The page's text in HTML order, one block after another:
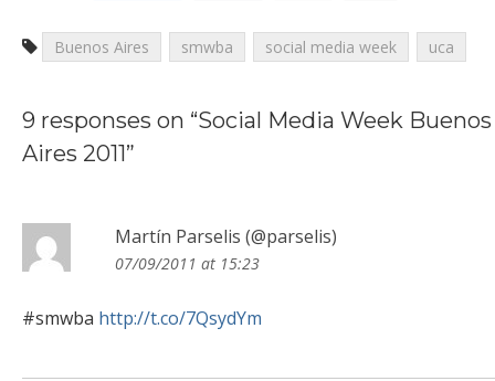
Buenos Aires smwba social media week uca
9 responses on “Social Media Week Buenos
Aires 2011”
Martín Parselis (@parselis)
07/09/2011 at 15:23
#smwba http://t.co/7QsydYm